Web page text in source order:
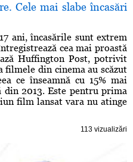
Cele mai slabe încasări
ani, încasările sunt extrem
cea mai proastă
Huffington Post, potrivit
din cinema au scăzut
ce înseamnă cu 15% mai
din 2013. Este pentru prima
film lansat vara nu atinge
113 vizualizări